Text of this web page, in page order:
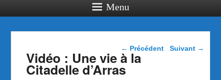
Menu
Navigation dans les
← Précédent Suivant →
Vidéo : Une vie à la
Citadelle d’Arras